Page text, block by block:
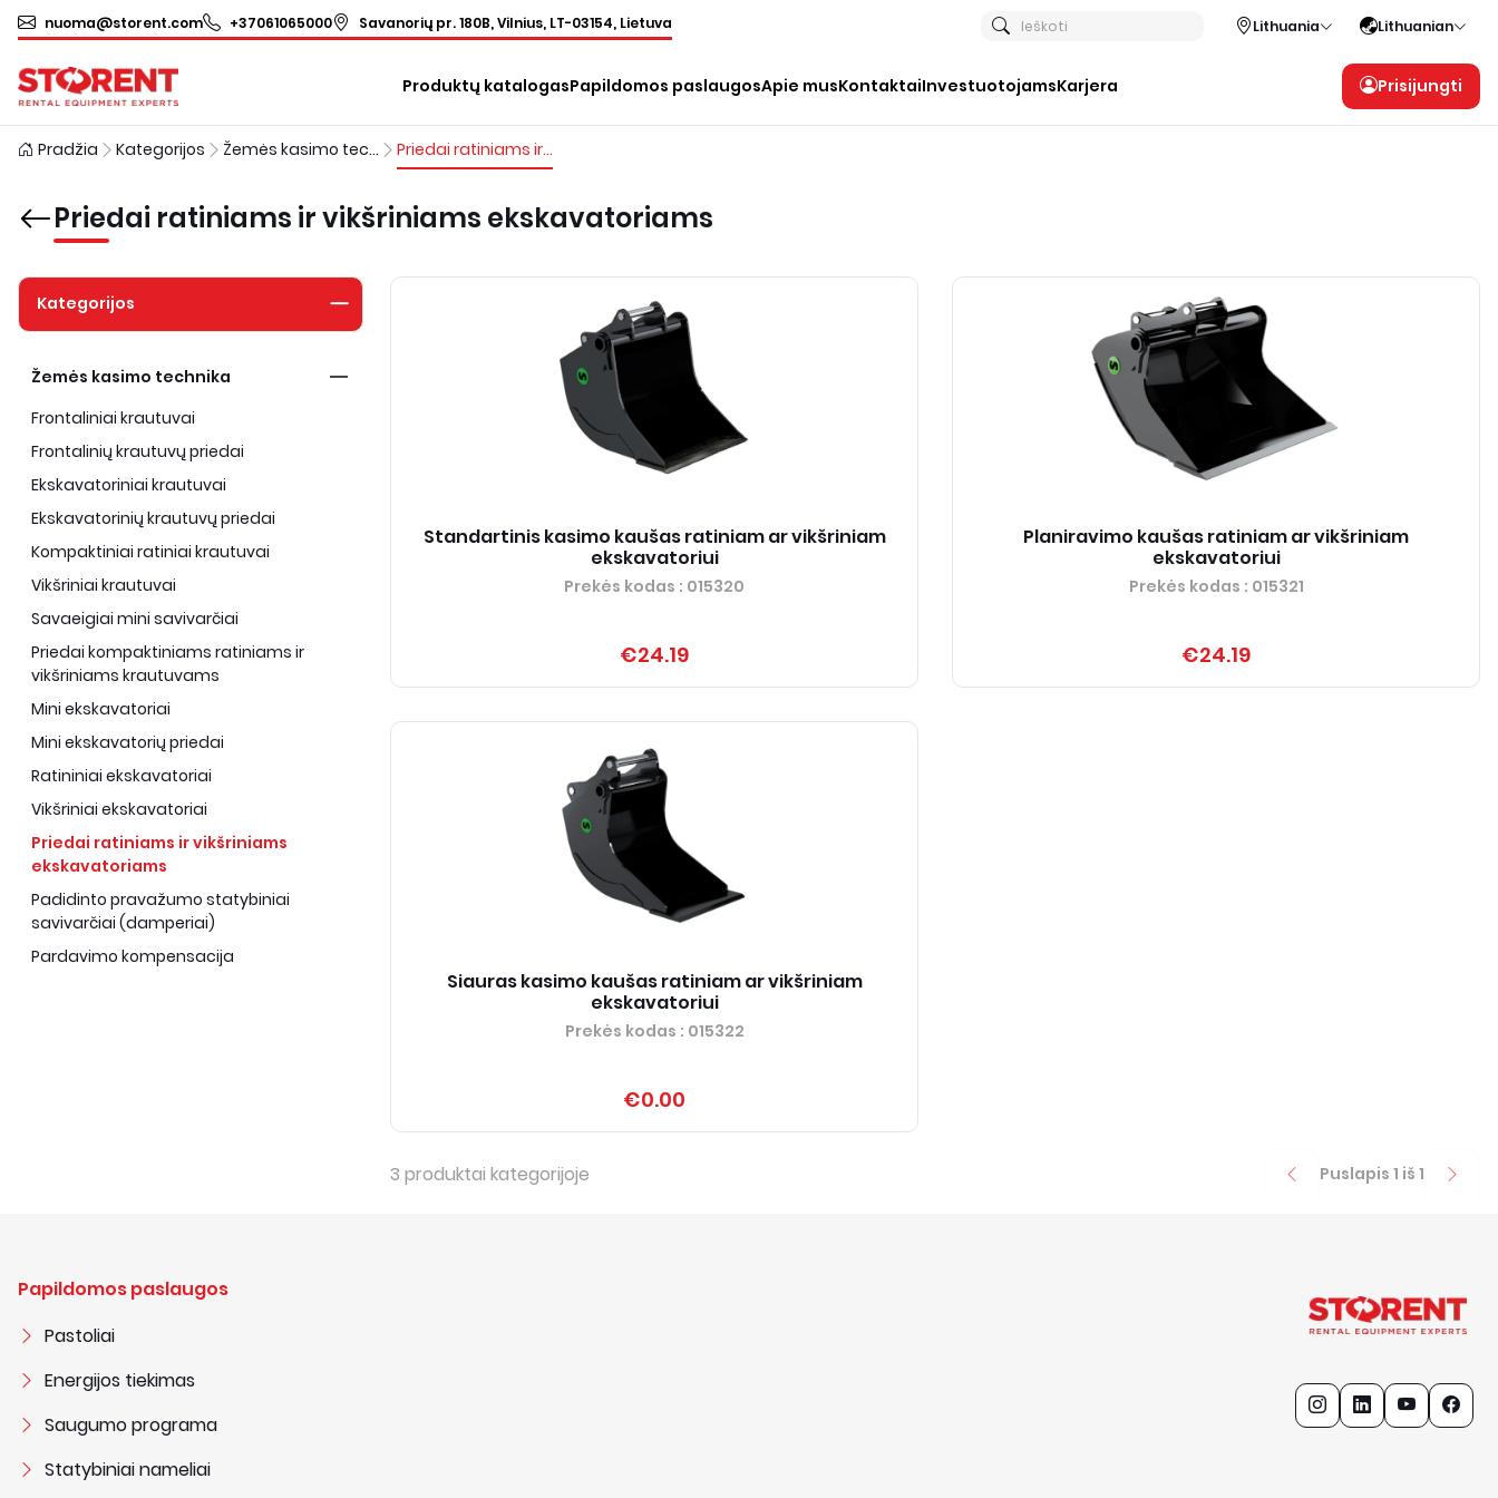
nuoma@storent.com +37061065000 Savanorių pr. 180B, Vilnius, LT-03154, Lietuva Ieškoti Lithuania Lithuanian
Produktų katalogasPapildomos paslaugosApie musKontaktaiInvestuotojamsKarjera Prisijungti
Pradžia Kategorijos Žemės kasimo technika Priedai ratiniams ir vikšriniams ekskavatoriams
Priedai ratiniams ir vikšriniams ekskavatoriams
Kategorijos
Žemės kasimo technika
Frontaliniai krautuvai
Frontalinių krautuvų priedai
Ekskavatoriniai krautuvai
Ekskavatorinių krautuvų priedai
Kompaktiniai ratiniai krautuvai
Vikšriniai krautuvai
Savaeigiai mini savivarčiai
Priedai kompaktiniams ratiniams ir
vikšriniams krautuvams
Mini ekskavatoriai
Mini ekskavatorių priedai
Ratininiai ekskavatoriai
Vikšriniai ekskavatoriai
Priedai ratiniams ir vikšriniams
ekskavatoriams
Padidinto pravažumo statybiniai
savivarčiai (damperiai)
Pardavimo kompensacija
Standartinis kasimo kaušas ratiniam ar vikšriniam
ekskavatoriui
Prekės kodas : 015320
€24.19
Planiravimo kaušas ratiniam ar vikšriniam
ekskavatoriui
Prekės kodas : 015321
€24.19
Siauras kasimo kaušas ratiniam ar vikšriniam
ekskavatoriui
Prekės kodas : 015322
€0.00
3 produktai kategorijoje Puslapis 1 iš 1
Papildomos paslaugos
Pastoliai
Energijos tiekimas
Saugumo programa
Statybiniai nameliai